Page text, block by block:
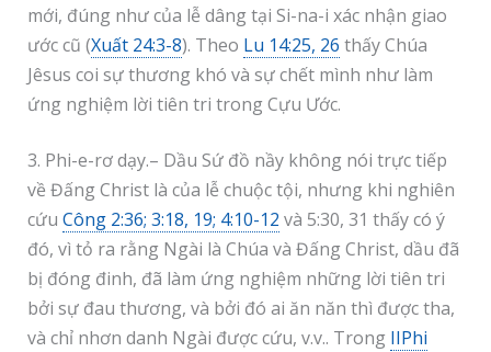
mới, đúng như của lễ dâng tại Si-na-i xác nhận giao
ước cũ (Xuất 24:3-8). Theo Lu 14:25, 26 thấy Chúa
Jêsus coi sự thương khó và sự chết mình như làm
ứng nghiệm lời tiên tri trong Cựu Ước.
3. Phi-e-rơ dạy.– Dầu Sứ đồ nầy không nói trực tiếp
về Đấng Christ là của lễ chuộc tội, nhưng khi nghiên
cứu Công 2:36; 3:18, 19; 4:10-12 và 5:30, 31 thấy có ý
đó, vì tỏ ra rằng Ngài là Chúa và Đấng Christ, dầu đã
bị đóng đinh, đã làm ứng nghiệm những lời tiên tri
bởi sự đau thương, và bởi đó ai ăn năn thì được tha,
và chỉ nhơn danh Ngài được cứu, v.v.. Trong IIPhi